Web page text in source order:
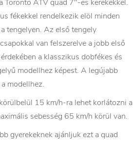
Toronto ATV quad 7"-es kerekekkel.
fékekkel rendelkezik elöl minden
tengelyen. Az első tengely
van felszerelve a jobb első
a klasszikus dobfékes és
modellhez képest. A legújabb
modellhez.
15 km/h-ra lehet korlátozni a
sebesség 65 km/h körül van.
gyerekeknek ajánljuk ezt a quad